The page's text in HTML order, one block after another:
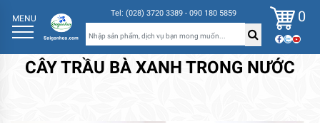
MENU Tel: (028) 3720 3389 - 090 180 5859 0
CÂY TRẦU BÀ XANH TRONG NƯỚC